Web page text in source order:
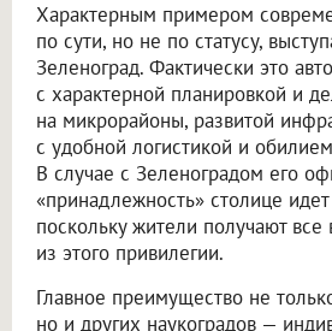
Характерным примером
по сути, но не по статусу,
Зеленоград. Фактически это
с характерной планировкой и
на микрорайоны, развитой
с удобной логистикой и
В случае с Зеленоградом его
«принадлежность» столице
поскольку жители получают
из этого привилегии.
Главное преимущество не
но и других наукоградов —